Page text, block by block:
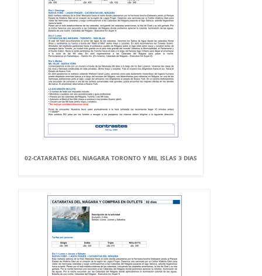
02-CATARATAS DEL NIAGARA TORONTO Y MIL ISLAS 3 DIAS